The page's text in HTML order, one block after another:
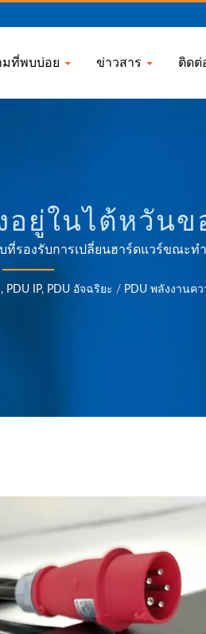
มที่พบบ่อย ข่าวสาร ติดต่
อยู่ในไต้หวัน
างสากล, ตัว
ที่รองรับการเปลี่ยนฮาร์ดแวร์ขณะ
0U และ 1U รองรับการตั้งค่า
เล็ต.ไฟฟ้าสามเฟสช่วยให้การกร
PDU IP, PDU อัจฉริยะ / PDU พลังงานค